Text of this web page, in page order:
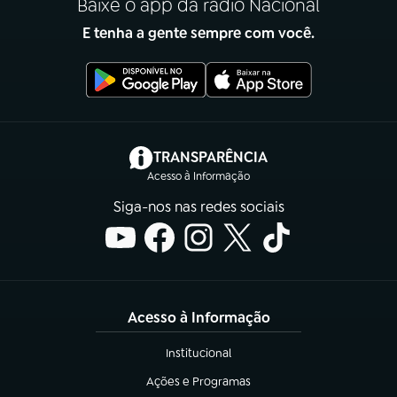
Baixe o app da rádio Nacional
E tenha a gente sempre com você.
TRANSPARÊNCIA
Acesso à Informação
(abre em nova aba)
Siga-nos nas redes sociais
Acesso à Informação
Institucional
(abre em nova aba)
Ações e Programas
(abre em nova aba)